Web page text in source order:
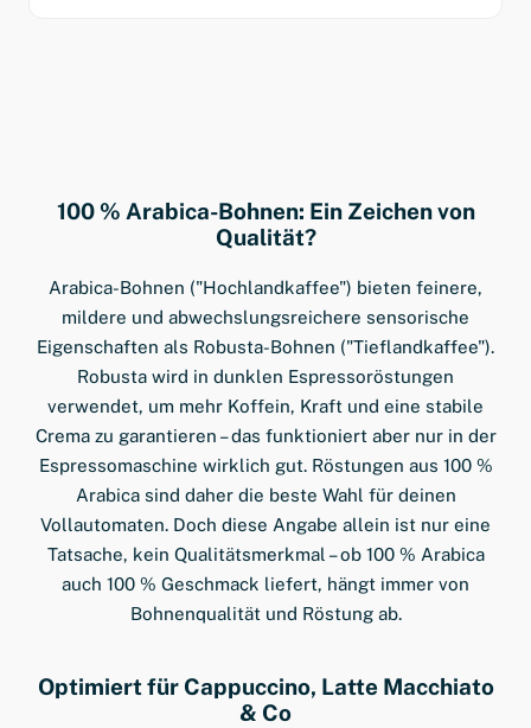
100 % Arabica-Bohnen: Ein Zeichen von
Qualität?
Arabica-Bohnen ("Hochlandkaffee") bieten feinere,
mildere und abwechslungsreichere sensorische
Eigenschaften als Robusta-Bohnen ("Tieflandkaffee").
Robusta wird in dunklen Espressoröstungen
verwendet, um mehr Koffein, Kraft und eine stabile
Crema zu garantieren – das funktioniert aber nur in der
Espressomaschine wirklich gut. Röstungen aus 100 %
Arabica sind daher die beste Wahl für deinen
Vollautomaten. Doch diese Angabe allein ist nur eine
Tatsache, kein Qualitätsmerkmal – ob 100 % Arabica
auch 100 % Geschmack liefert, hängt immer von
Bohnenqualität und Röstung ab.
Optimiert für Cappuccino, Latte Macchiato
& Co